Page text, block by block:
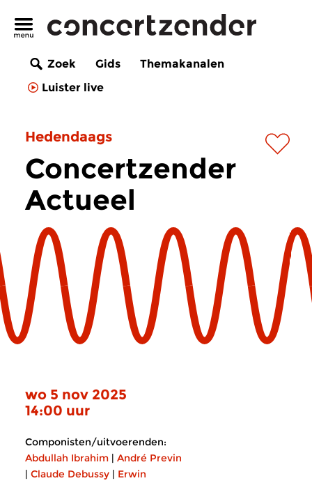
Zoek Gids
Themakanalen
Luister live
Hedendaags
Concertzender
Actueel
wo 5 nov 2025
14:00 uur
Componisten/uitvoerenden:
Abdullah Ibrahim | André Previn
| Claude Debussy | Erwin